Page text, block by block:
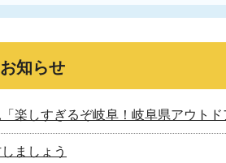
知らせ
楽しすぎるぞ岐阜！岐阜県アウト
ましょう